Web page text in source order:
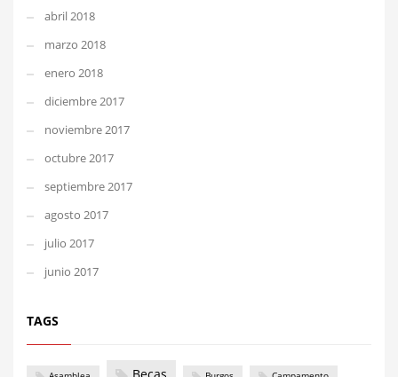
abril 2018
marzo 2018
enero 2018
diciembre 2017
noviembre 2017
octubre 2017
septiembre 2017
agosto 2017
julio 2017
junio 2017
TAGS